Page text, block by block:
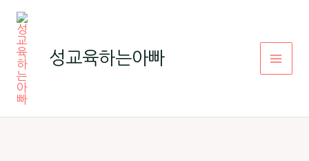
뛰
성교육하는아빠